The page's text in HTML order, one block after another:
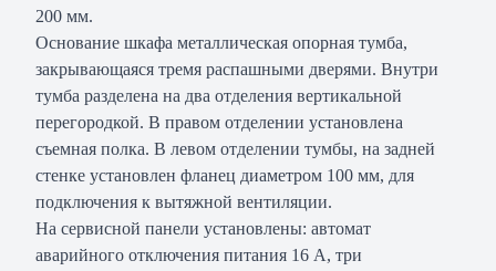
200 мм.
Основание шкафа металлическая опорная тумба,
закрывающаяся тремя распашными дверями. Внутри
тумба разделена на два отделения вертикальной
перегородкой. В правом отделении установлена
съемная полка. В левом отделении тумбы, на задней
стенке установлен фланец диаметром 100 мм, для
подключения к вытяжной вентиляции.
На сервисной панели установлены: автомат
аварийного отключения питания 16 А, три